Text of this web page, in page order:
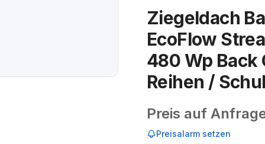
Ziegeldach
EcoFlow
480 Wp Back
Reihen /
Preis auf
Preisalarm setzen